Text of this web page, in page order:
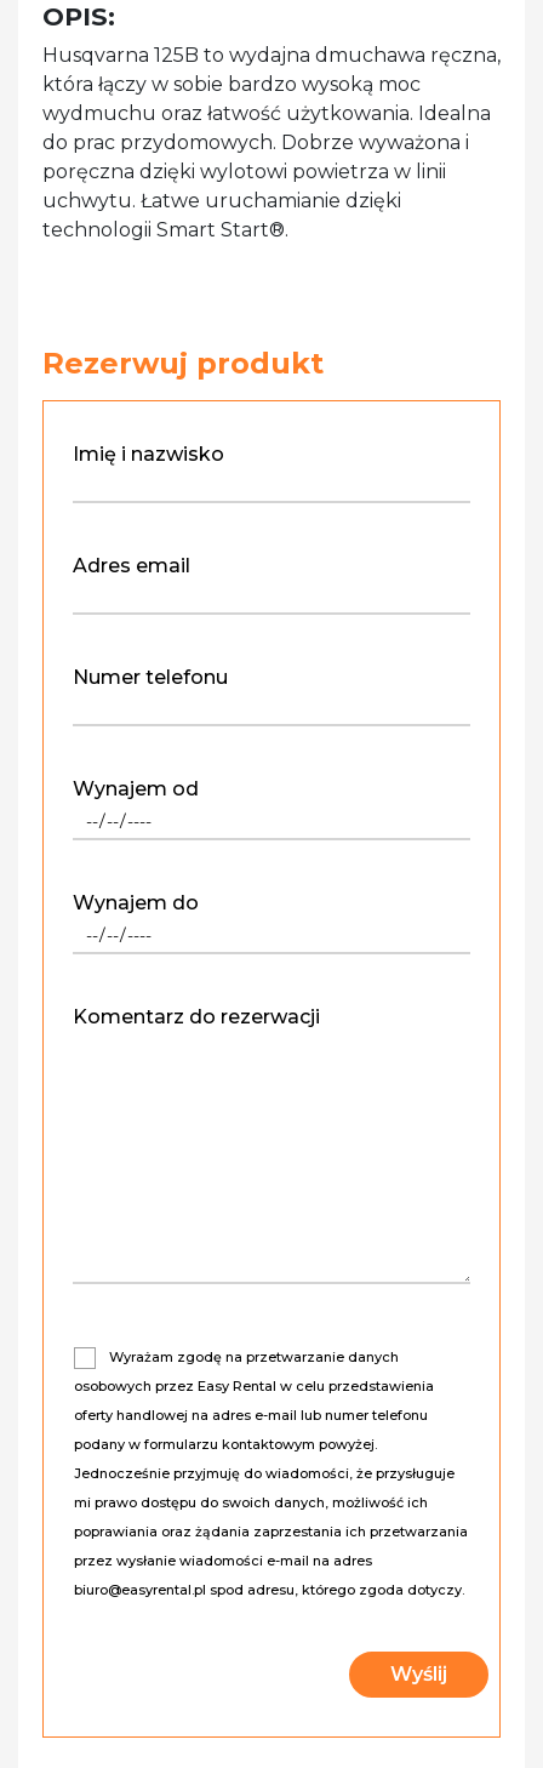
OPIS:
Husqvarna 125B to wydajna dmuchawa ręczna,
która łączy w sobie bardzo wysoką moc
wydmuchu oraz łatwość użytkowania. Idealna
do prac przydomowych. Dobrze wyważona i
poręczna dzięki wylotowi powietrza w linii
uchwytu. Łatwe uruchamianie dzięki
technologii Smart Start®.
Rezerwuj produkt
Imię i nazwisko
Adres email
Numer telefonu
Wynajem od
Wynajem do
Komentarz do rezerwacji
Wyrażam zgodę na przetwarzanie danych
osobowych przez Easy Rental w celu przedstawienia
oferty handlowej na adres e-mail lub numer telefonu
podany w formularzu kontaktowym powyżej.
Jednocześnie przyjmuję do wiadomości, że przysługuje
mi prawo dostępu do swoich danych, możliwość ich
poprawiania oraz żądania zaprzestania ich przetwarzania
przez wysłanie wiadomości e-mail na adres
biuro@easyrental.pl spod adresu, którego zgoda dotyczy.